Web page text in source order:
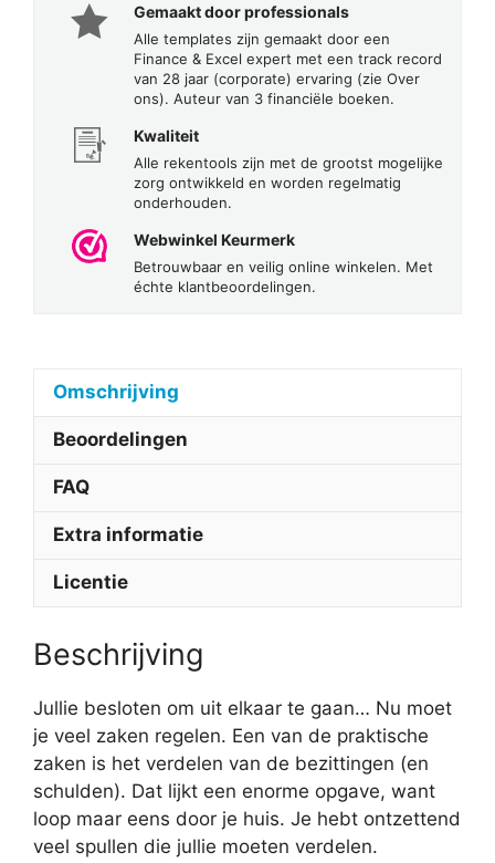
Gemaakt door professionals
Alle templates zijn gemaakt door een
Finance & Excel expert met een track record
van 28 jaar (corporate) ervaring (zie Over
ons). Auteur van 3 financiële boeken.
Kwaliteit
Alle rekentools zijn met de grootst mogelijke
zorg ontwikkeld en worden regelmatig
onderhouden.
Webwinkel Keurmerk
Betrouwbaar en veilig online winkelen. Met
échte klantbeoordelingen.
Omschrijving
Beoordelingen
FAQ
Extra informatie
Licentie
Beschrijving
Jullie besloten om uit elkaar te gaan… Nu moet
je veel zaken regelen. Een van de praktische
zaken is het verdelen van de bezittingen (en
schulden). Dat lijkt een enorme opgave, want
loop maar eens door je huis. Je hebt ontzettend
veel spullen die jullie moeten verdelen.